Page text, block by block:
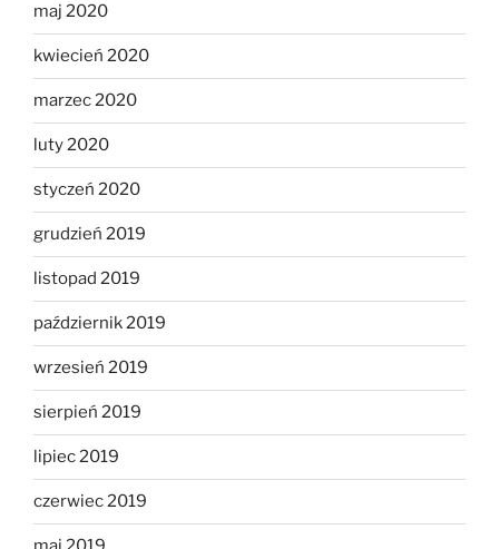
maj 2020
kwiecień 2020
marzec 2020
luty 2020
styczeń 2020
grudzień 2019
listopad 2019
październik 2019
wrzesień 2019
sierpień 2019
lipiec 2019
czerwiec 2019